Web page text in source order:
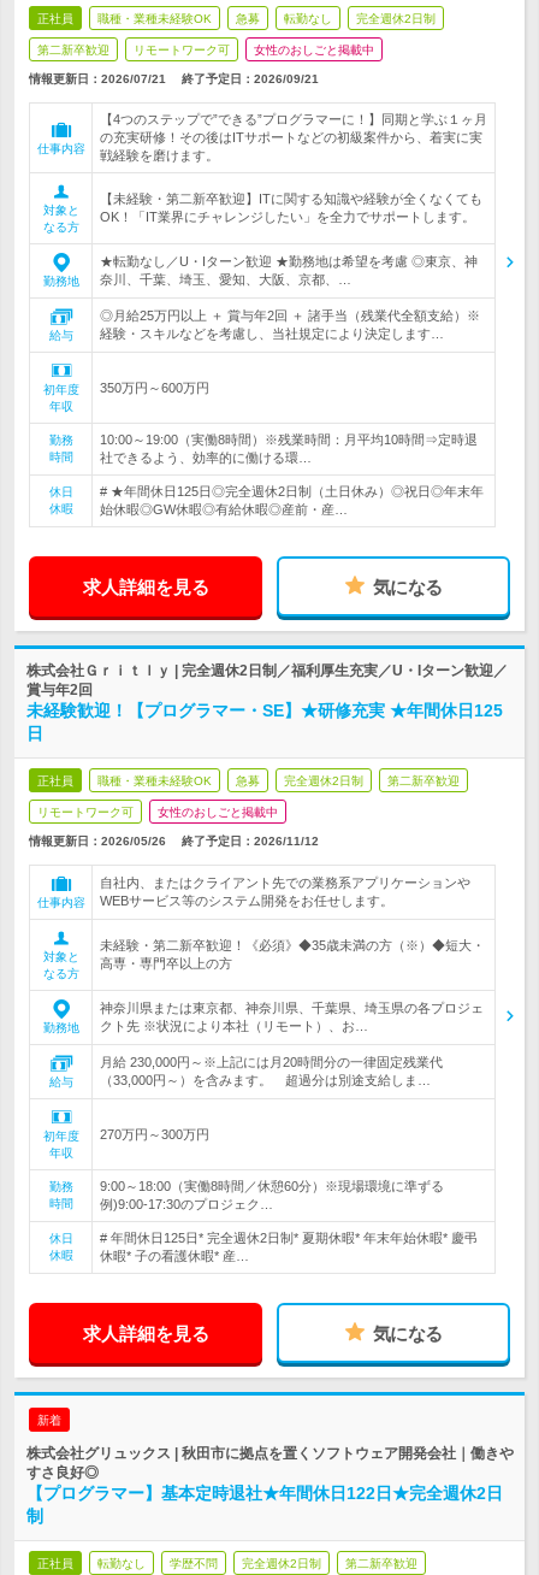
正社員 職種・業種未経験OK 急募 転勤なし 完全週休2日制
第二新卒歓迎 リモートワーク可 女性のおしごと掲載中
情報更新日：2026/07/21 終了予定日： 2026/09/21
仕事内容
【4つのステップで”できる”プログラマーに！】同期と学ぶ１ヶ月
の充実研修！その後はITサポートなどの初級案件から、着実に実
戦経験を磨けます。
対象と
なる方
【未経験・第二新卒歓迎】ITに関する知識や経験が全くなくても
OK！「IT業界にチャレンジしたい」を全力でサポートします。
勤務地
★転勤なし／U・Iターン歓迎 ★勤務地は希望を考慮 ◎東京、神
奈川、千葉、埼玉、愛知、大阪、京都、…
給与
◎月給25万円以上 ＋ 賞与年2回 ＋ 諸手当（残業代全額支給）※
経験・スキルなどを考慮し、当社規定により決定します…
初年度
年収
350万円～600万円
勤務
時間
10:00～19:00（実働8時間）※残業時間：月平均10時間⇒定時退
社できるよう、効率的に働ける環…
休日
休暇
# ★年間休日125日◎完全週休2日制（土日休み）◎祝日◎年末年
始休暇◎GW休暇◎有給休暇◎産前・産…
求人詳細を見る 気になる
株式会社Ｇｒｉｔｌｙ | 完全週休2日制／福利厚生充実／U・Iターン歓迎／
賞与年2回
未経験歓迎！【プログラマー・SE】★研修充実 ★年間休日125
日
正社員 職種・業種未経験OK 急募 完全週休2日制 第二新卒歓迎
リモートワーク可 女性のおしごと掲載中
情報更新日：2026/05/26 終了予定日： 2026/11/12
仕事内容
自社内、またはクライアント先での業務系アプリケーションや
WEBサービス等のシステム開発をお任せします。
対象と
なる方
未経験・第二新卒歓迎！《必須》◆35歳未満の方（※）◆短大・
高専・専門卒以上の方
勤務地
神奈川県または東京都、神奈川県、千葉県、埼玉県の各プロジェ
クト先 ※状況により本社（リモート）、お…
給与
月給 230,000円～※上記には月20時間分の一律固定残業代
（33,000円～）を含みます。 超過分は別途支給しま…
初年度
年収
270万円～300万円
勤務
時間
9:00～18:00（実働8時間／休憩60分）※現場環境に準ずる
例)9:00-17:30のプロジェク…
休日
休暇
# 年間休日125日* 完全週休2日制* 夏期休暇* 年末年始休暇* 慶弔
休暇* 子の看護休暇* 産…
求人詳細を見る 気になる
新着
株式会社グリュックス | 秋田市に拠点を置くソフトウェア開発会社｜働きや
すさ良好◎
【プログラマー】基本定時退社★年間休日122日★完全週休2日
制
正社員 転勤なし 学歴不問 完全週休2日制 第二新卒歓迎